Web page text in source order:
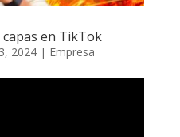
en TikTok
2024| Empresa